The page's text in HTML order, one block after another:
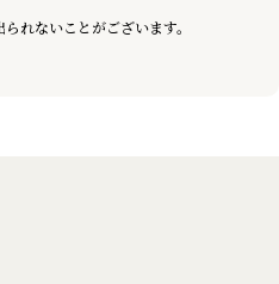
れないことがございます。